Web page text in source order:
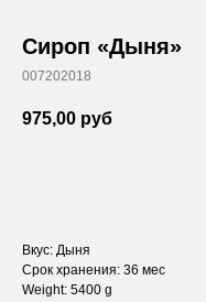
Сироп «Дыня»
007202018
975,00 руб
Вкус: Дыня
Срок хранения: 36 мес
Weight: 5400 g